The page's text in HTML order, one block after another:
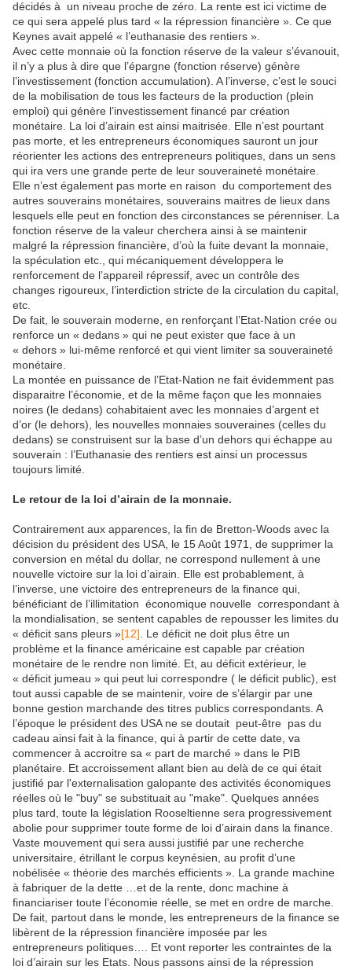
décidés à un niveau proche de zéro. La rente est ici victime de
ce qui sera appelé plus tard « la répression financière ». Ce que
Keynes avait appelé « l’euthanasie des rentiers ».
Avec cette monnaie où la fonction réserve de la valeur s’évanouit,
il n’y a plus à dire que l’épargne (fonction réserve) génère
l’investissement (fonction accumulation). A l’inverse, c’est le souci
de la mobilisation de tous les facteurs de la production (plein
emploi) qui génère l’investissement financé par création
monétaire. La loi d’airain est ainsi maitrisée. Elle n’est pourtant
pas morte, et les entrepreneurs économiques sauront un jour
réorienter les actions des entrepreneurs politiques, dans un sens
qui ira vers une grande perte de leur souveraineté monétaire.
Elle n’est également pas morte en raison du comportement des
autres souverains monétaires, souverains maitres de lieux dans
lesquels elle peut en fonction des circonstances se pérenniser. La
fonction réserve de la valeur cherchera ainsi à se maintenir
malgré la répression financière, d’où la fuite devant la monnaie,
la spéculation etc., qui mécaniquement développera le
renforcement de l’appareil répressif, avec un contrôle des
changes rigoureux, l’interdiction stricte de la circulation du capital,
etc.
De fait, le souverain moderne, en renforçant l’Etat-Nation crée ou
renforce un « dedans » qui ne peut exister que face à un
« dehors » lui-même renforcé et qui vient limiter sa souveraineté
monétaire.
La montée en puissance de l’Etat-Nation ne fait évidemment pas
disparaitre l’économie, et de la même façon que les monnaies
noires (le dedans) cohabitaient avec les monnaies d’argent et
d’or (le dehors), les nouvelles monnaies souveraines (celles du
dedans) se construisent sur la base d’un dehors qui échappe au
souverain : l’Euthanasie des rentiers est ainsi un processus
toujours limité.
Le retour de la loi d’airain de la monnaie.
Contrairement aux apparences, la fin de Bretton-Woods avec la
décision du président des USA, le 15 Août 1971, de supprimer la
conversion en métal du dollar, ne correspond nullement à une
nouvelle victoire sur la loi d’airain. Elle est probablement, à
l’inverse, une victoire des entrepreneurs de la finance qui,
bénéficiant de l’illimitation économique nouvelle correspondant à
la mondialisation, se sentent capables de repousser les limites du
« déficit sans pleurs »[12] . Le déficit ne doit plus être un
problème et la finance américaine est capable par création
monétaire de le rendre non limité. Et, au déficit extérieur, le
« déficit jumeau » qui peut lui correspondre ( le déficit public), est
tout aussi capable de se maintenir, voire de s’élargir par une
bonne gestion marchande des titres publics correspondants. A
l’époque le président des USA ne se doutait peut-être pas du
cadeau ainsi fait à la finance, qui à partir de cette date, va
commencer à accroitre sa « part de marché » dans le PIB
planétaire. Et accroissement allant bien au delà de ce qui était
justifié par l'externalisation galopante des activités économiques
réelles où le "buy" se substituait au "make". Quelques années
plus tard, toute la législation Rooseltienne sera progressivement
abolie pour supprimer toute forme de loi d’airain dans la finance.
Vaste mouvement qui sera aussi justifié par une recherche
universitaire, étrillant le corpus keynésien, au profit d’une
nobélisée « théorie des marchés efficients ». La grande machine
à fabriquer de la dette …et de la rente, donc machine à
financiariser toute l’économie réelle, se met en ordre de marche.
De fait, partout dans le monde, les entrepreneurs de la finance se
libèrent de la répression financière imposée par les
entrepreneurs politiques…. Et vont reporter les contraintes de la
loi d’airain sur les Etats. Nous passons ainsi de la répression